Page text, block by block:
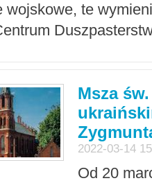
wojskowe, te
Msza
2022-03-14
Od 20